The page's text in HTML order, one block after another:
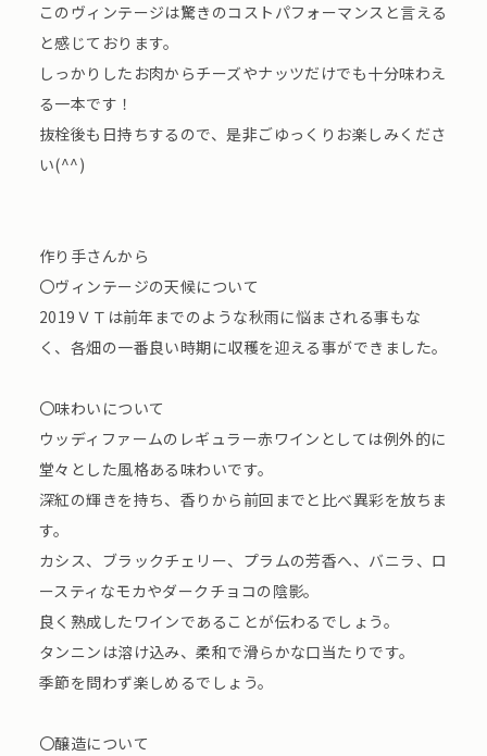
このヴィンテージは驚きのコストパフォーマンスと言える
と感じております。
しっかりしたお肉からチーズやナッツだけでも十分味わえ
る一本です！
抜栓後も日持ちするので、是非ごゆっくりお楽しみくださ
い(^^)
作り手さんから
〇ヴィンテージの天候について
2019ＶＴは前年までのような秋雨に悩まされる事もな
く、各畑の一番良い時期に収穫を迎える事ができました。
〇味わいについて
ウッディファームのレギュラー赤ワインとしては例外的に
堂々とした風格ある味わいです。
深紅の輝きを持ち、香りから前回までと比べ異彩を放ちま
す。
カシス、ブラックチェリー、プラムの芳香へ、バニラ、ロ
ースティなモカやダークチョコの陰影。
良く熟成したワインであることが伝わるでしょう。
タンニンは溶け込み、柔和で滑らかな口当たりです。
季節を問わず楽しめるでしょう。
〇醸造について